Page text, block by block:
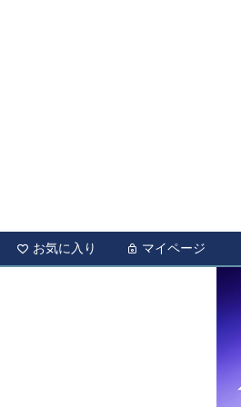
お気に入り マイページ